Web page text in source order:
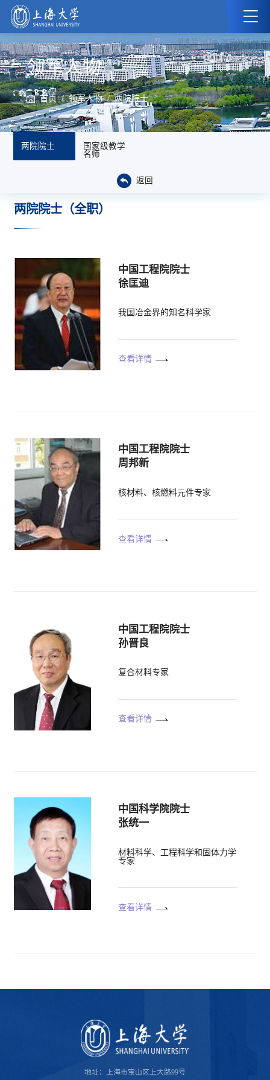
领军人物
首页/领军人物/两院院士
两院院士
国家级教学
名师
返回
两院院士（全职）
中国工程院院士
徐匡迪
我国冶金界的知名科学家
查看详情
中国工程院院士
周邦新
核材料、核燃料元件专家
查看详情
中国工程院院士
孙晋良
复合材料专家
查看详情
中国科学院院士
张统一
材料科学、工程科学和固体力学
专家
查看详情
地址：上海市宝山区上大路99号